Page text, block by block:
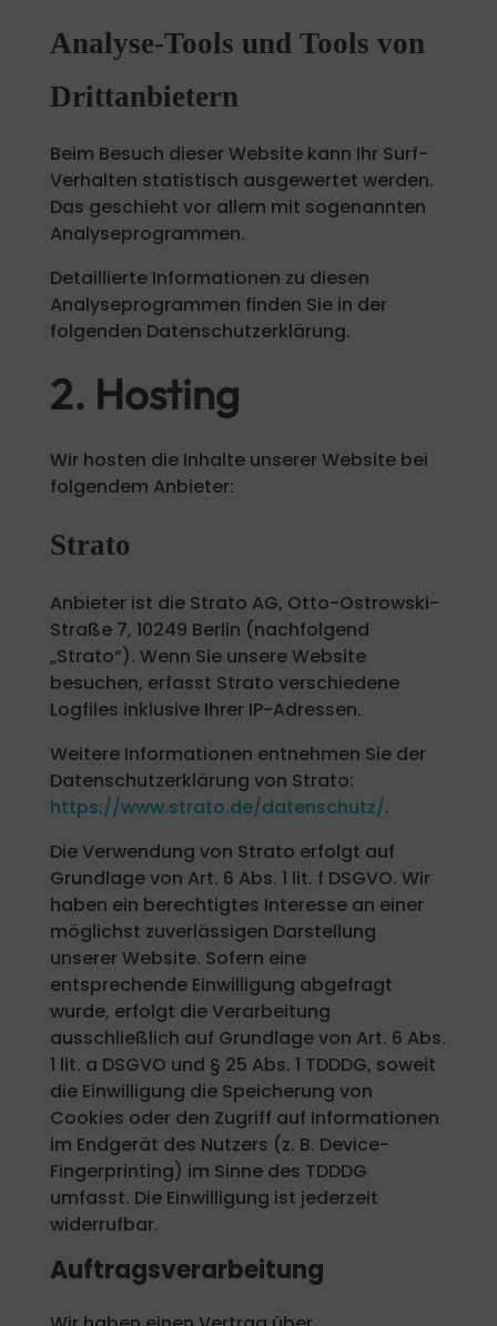
Analyse-Tools und Tools von
Dritt­anbietern
Beim Besuch dieser Website kann Ihr Surf-
Verhalten statistisch ausgewertet werden.
Das geschieht vor allem mit sogenannten
Analyseprogrammen.
Detaillierte Informationen zu diesen
Analyseprogrammen finden Sie in der
folgenden Datenschutzerklärung.
2. Hosting
Wir hosten die Inhalte unserer Website bei
folgendem Anbieter:
Strato
Anbieter ist die Strato AG, Otto-Ostrowski-
Straße 7, 10249 Berlin (nachfolgend
„Strato“). Wenn Sie unsere Website
besuchen, erfasst Strato verschiedene
Logfiles inklusive Ihrer IP-Adressen.
Weitere Informationen entnehmen Sie der
Datenschutzerklärung von Strato:
https://www.strato.de/datenschutz/.
Die Verwendung von Strato erfolgt auf
Grundlage von Art. 6 Abs. 1 lit. f DSGVO. Wir
haben ein berechtigtes Interesse an einer
möglichst zuverlässigen Darstellung
unserer Website. Sofern eine
entsprechende Einwilligung abgefragt
wurde, erfolgt die Verarbeitung
ausschließlich auf Grundlage von Art. 6 Abs.
1 lit. a DSGVO und § 25 Abs. 1 TDDDG, soweit
die Einwilligung die Speicherung von
Cookies oder den Zugriff auf Informationen
im Endgerät des Nutzers (z. B. Device-
Fingerprinting) im Sinne des TDDDG
umfasst. Die Einwilligung ist jederzeit
widerrufbar.
Auftragsverarbeitung